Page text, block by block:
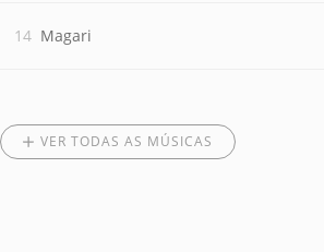
Magari
VER TODAS AS MÚSICAS